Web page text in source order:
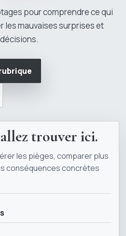
pour comprendre ce qui
les mauvaises surprises et
trouver ici.
les pièges, comparer plus
conséquences concrètes